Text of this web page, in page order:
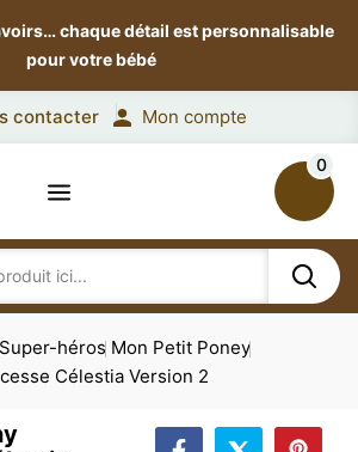
chaque détail est personnalisable
pour votre bébé
contacter Mon compte
0
héros Mon Petit Poney
Célestia Version 2